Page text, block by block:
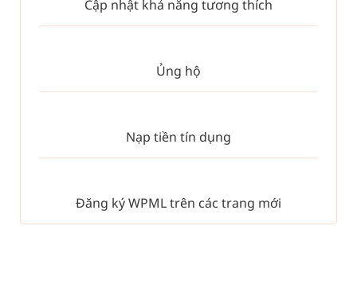
Cập nhật khả năng tương thích
Ủng hộ
Nạp tiền tín dụng
Đăng ký WPML trên các trang mới